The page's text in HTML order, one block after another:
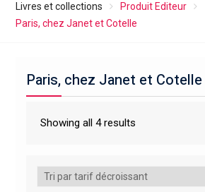
Livres et collections
Produit Editeur
Paris, chez Janet et Cotelle
Paris, chez Janet et Cotelle
Showing all 4 results